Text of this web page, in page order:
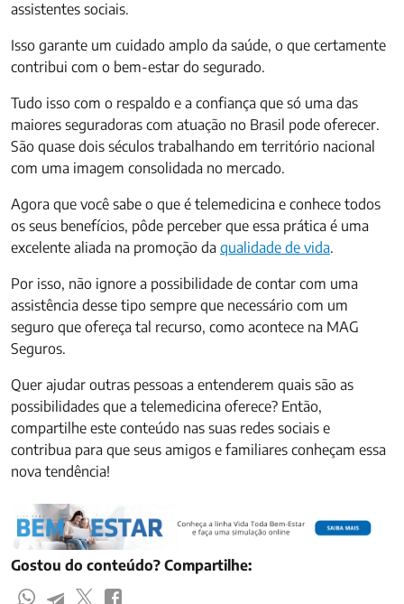
assistentes sociais.
Isso garante um cuidado amplo da saúde, o que certamente
contribui com o bem-estar do segurado.
Tudo isso com o respaldo e a confiança que só uma das
maiores seguradoras com atuação no Brasil pode oferecer.
São quase dois séculos trabalhando em território nacional
com uma imagem consolidada no mercado.
Agora que você sabe o que é telemedicina e conhece todos
os seus benefícios, pôde perceber que essa prática é uma
excelente aliada na promoção da qualidade de vida.
Por isso, não ignore a possibilidade de contar com uma
assistência desse tipo sempre que necessário com um
seguro que ofereça tal recurso, como acontece na MAG
Seguros.
Quer ajudar outras pessoas a entenderem quais são as
possibilidades que a telemedicina oferece? Então,
compartilhe este conteúdo nas suas redes sociais e
contribua para que seus amigos e familiares conheçam essa
nova tendência!
Gostou do conteúdo? Compartilhe: